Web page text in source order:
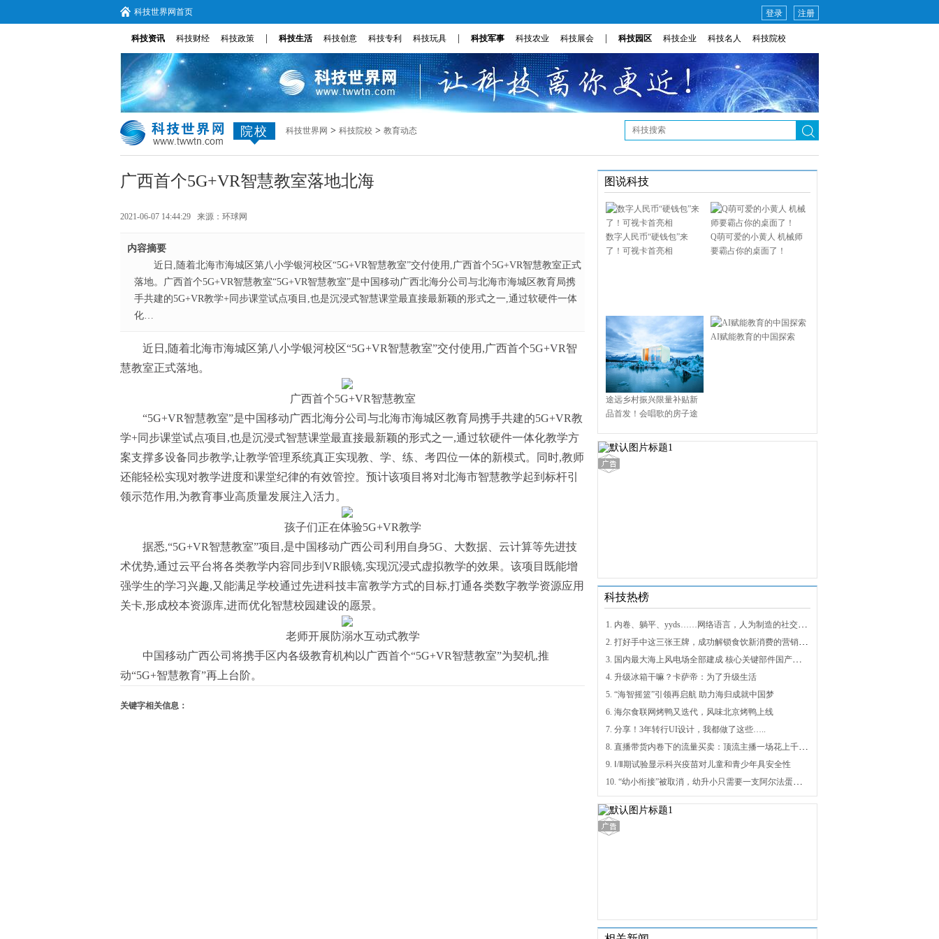
科技世界网首页 注册
登录
科技资讯 科技财经 科技政策 科技生活 科技创意 科技专利 科技玩具 科技军事 科技农业 科技展会 科技园区 科技企业 科技名人 科技院校
院校 科技世界网 > 科技院校 > 教育动态
广西首个5G+VR智慧教室落地北海
2021-06-07 14:44:29 来源： 环球网
内容摘要
近日,随着北海市海城区第八小学银河校区“5G+VR智慧教室”交付使用,广西首个5G+VR智慧教室正式
落地。广西首个5G+VR智慧教室“5G+VR智慧教室”是中国移动广西北海分公司与北海市海城区教育局携
手共建的5G+VR教学+同步课堂试点项目,也是沉浸式智慧课堂最直接最新颖的形式之一,通过软硬件一体
化…
近日,随着北海市海城区第八小学银河校区“5G+VR智慧教室”交付使用,广西首个5G+VR智
慧教室正式落地。
广西首个5G+VR智慧教室
“5G+VR智慧教室”是中国移动广西北海分公司与北海市海城区教育局携手共建的5G+VR教
学+同步课堂试点项目,也是沉浸式智慧课堂最直接最新颖的形式之一,通过软硬件一体化教学方
案支撑多设备同步教学,让教学管理系统真正实现教、学、练、考四位一体的新模式。同时,教师
还能轻松实现对教学进度和课堂纪律的有效管控。预计该项目将对北海市智慧教学起到标杆引
领示范作用,为教育事业高质量发展注入活力。
孩子们正在体验5G+VR教学
据悉,“5G+VR智慧教室”项目,是中国移动广西公司利用自身5G、大数据、云计算等先进技
术优势,通过云平台将各类教学内容同步到VR眼镜,实现沉浸式虚拟教学的效果。该项目既能增
强学生的学习兴趣,又能满足学校通过先进科技丰富教学方式的目标,打通各类数字教学资源应用
关卡,形成校本资源库,进而优化智慧校园建设的愿景。
老师开展防溺水互动式教学
中国移动广西公司将携手区内各级教育机构以广西首个“5G+VR智慧教室”为契机,推
动“5G+智慧教育”再上台阶。
关键字相关信息：
图说科技
数字人民币“硬钱包”来
了！可视卡首亮相
Q萌可爱的小黄人 机械师
要霸占你的桌面了！
途远乡村振兴限量补贴新
品首发！会唱歌的房子途
AI赋能教育的中国探索
科技热榜
1. 内卷、躺平、yyds……网络语言，人为制造的社交屏障？
2. 打好手中这三张王牌，成功解锁食饮新消费的营销密码
3. 国内最大海上风电场全部建成 核心关键部件国产化攻关未来可期
4. 升级冰箱干嘛？卡萨帝：为了升级生活
5. “海智摇篮”引领再启航 助力海归成就中国梦
6. 海尔食联网烤鸭又迭代，风味北京烤鸭上线
7. 分享！3年转行UI设计，我都做了这些…..
8. 直播带货内卷下的流量买卖：顶流主播一场花上千万元，红利消退焦虑暴增
9. Ⅰ/Ⅱ期试验显示科兴疫苗对儿童和青少年具安全性
10. “幼小衔接”被取消，幼升小只需要一支阿尔法蛋词典笔